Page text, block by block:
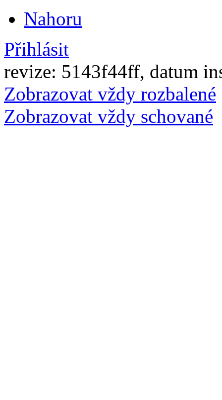
Nahoru
Přihlásit
revize: 5143f44ff, datum
Zobrazovat vždy rozbalené
Zobrazovat vždy schované